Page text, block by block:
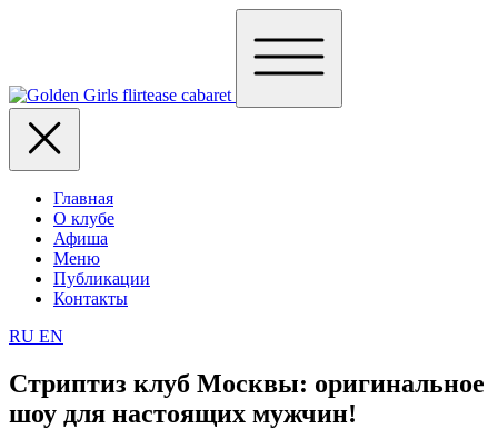
Главная
О клубе
Афиша
Меню
Публикации
Контакты
RU EN
Стриптиз клуб Москвы: оригинальное
шоу для настоящих мужчин!